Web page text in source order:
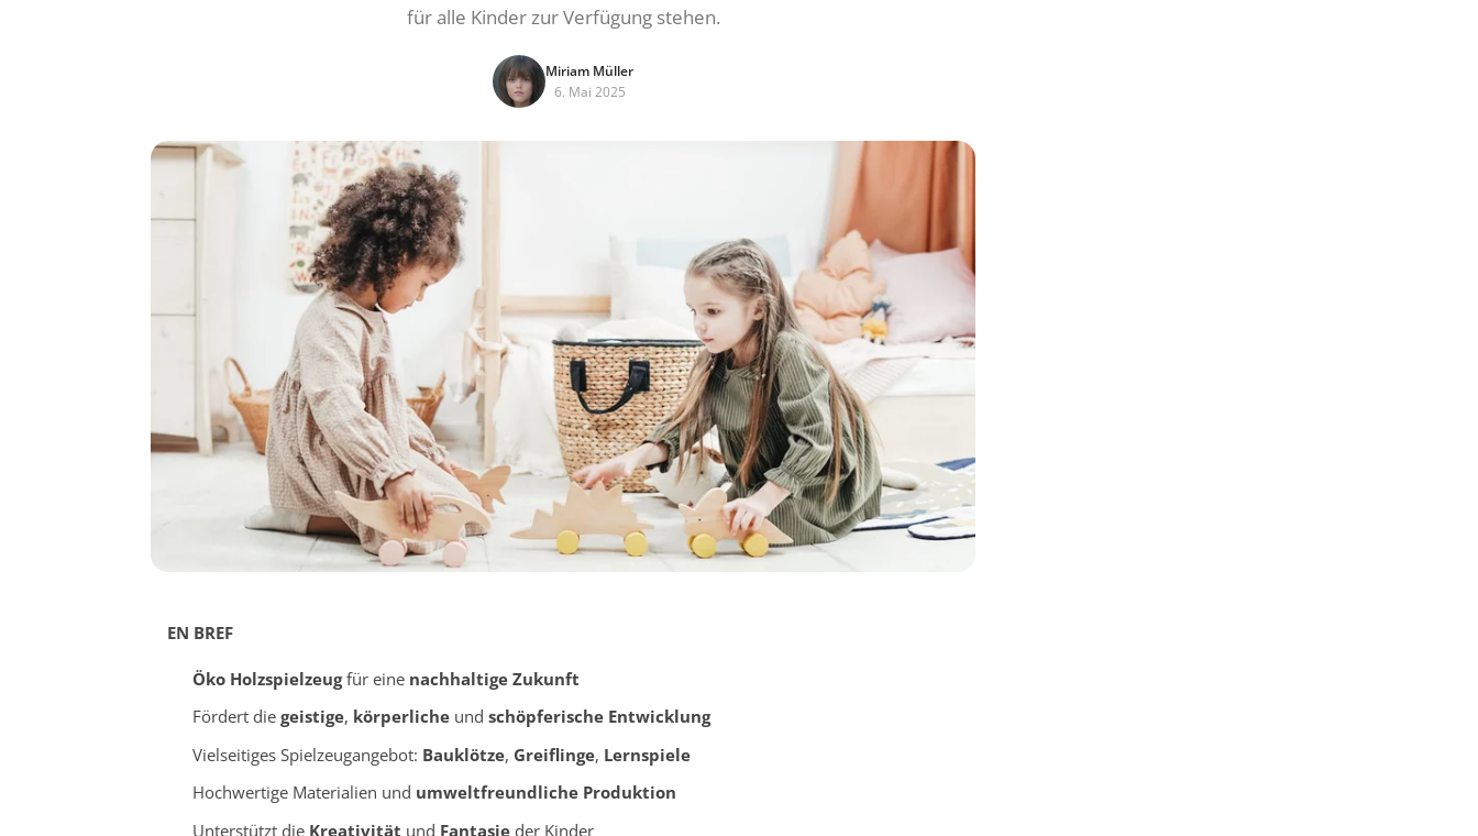
für alle Kinder zur Verfügung stehen.
Miriam Müller
6. Mai 2025
EN BREF
Öko Holzspielzeugfür eine nachhaltige Zukunft
Fördert die geistige, körperlicheund schöpferische Entwicklung
Vielseitiges Spielzeugangebot: Bauklötze, Greiflinge, Lernspiele
Hochwertige Materialien und umweltfreundliche Produktion
Unterstützt die Kreativität und Fantasieder Kinder